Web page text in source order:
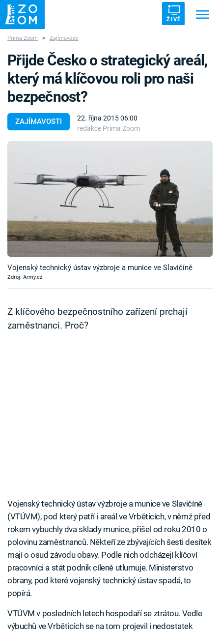
ŽIVĚ
ZÁHADY VETŘELCI DÁVNOVĚKU
Témata
Pořady
TV Program
Časopis
Sledujte prima+
Sledujte nás
Prima Zoom ■ Zajímavosti
ZAJÍMAVOSTI
22. října 2015 06:00
redakce Prima Zoom
Přijde Česko o strategický areál,
který má klíčovou roli pro naši
bezpečnost?
Vojenský technický ústav výzbroje a munice ve Slavičíně
Zdroj: Army.cz
Z klíčového bezpečnostního zařízení prchají
zaměstnanci. Proč?
Vojenský technický ústav výzbroje a munice ve Slavičíně
(VTÚVM), pod který patří i areál ve Vrběticích, v němž před
rokem vybuchly dva sklady munice, přišel od roku 2010 o
polovinu zaměstnanců. Někteří ze zbývajících šesti desítek
mají o osud závodu obavy. Podle nich odcházejí klíčoví
pracovníci a stát podnik cíleně utlumuje. Ministerstvo
obrany, pod které vojenský technický ústav spadá, to
popírá.
VTÚVM v posledních letech hospodaří se ztrátou. Vedle
výbuchů ve Vrběticích se na tom projevil i nedostatek